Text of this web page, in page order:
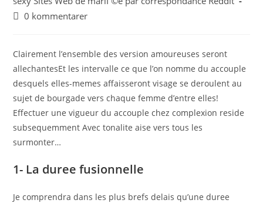
0 kommentarer
Clairement l’ensemble des version amoureuses seront
allechantesEt les intervalle ce que l’on nomme du accouple
desquels elles-memes affaisseront visage se deroulent au
sujet de bourgade vers chaque femme d’entre elles!
Effectuer une vigueur du accouple chez complexion reside
subsequemment Avec tonalite aise vers tous les
surmonter…
1- La duree fusionnelle
Je comprendra dans les plus brefs delais qu’une duree